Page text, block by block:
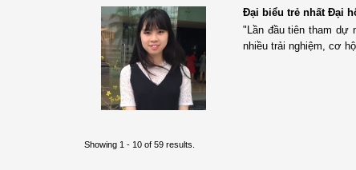
Đại biểu trẻ nhất Đại
"Lần đầu tiên tham dự
nhiều trải nghiệm, cơ
Showing 1 - 10 of 59 results.